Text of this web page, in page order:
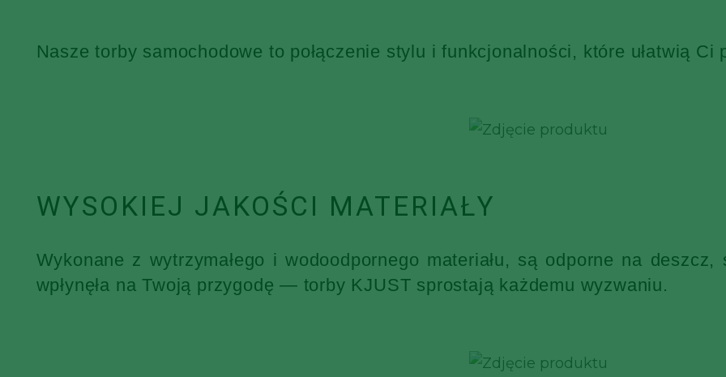
Nasze torby samochodowe to połączenie stylu i funkcjonalności, które ułatwią Ci
WYSOKIEJ JAKOŚCI MATERIAŁY
Wykonane z wytrzymałego i wodoodpornego materiału, są odporne na
wpłynęła na Twoją przygodę — torby KJUST sprostają każdemu wyzwaniu.